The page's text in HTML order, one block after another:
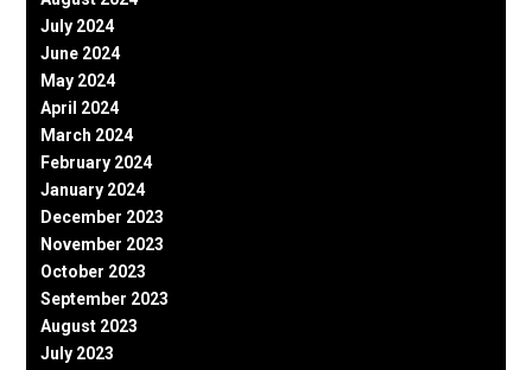
July 2024
June 2024
May 2024
April 2024
March 2024
February 2024
January 2024
December 2023
November 2023
October 2023
September 2023
August 2023
July 2023